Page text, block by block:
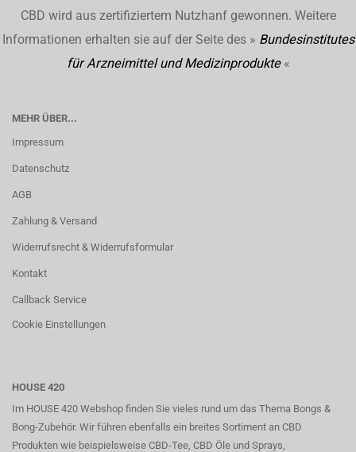
CBD wird aus zertifiziertem Nutzhanf gewonnen. Weitere
Informationen erhalten sie auf der Seite des » Bundesinstitutes
für Arzneimittel und Medizinprodukte«
MEHR ÜBER...
Impressum
Datenschutz
AGB
Zahlung & Versand
Widerrufsrecht & Widerrufsformular
Kontakt
Callback Service
Cookie Einstellungen
HOUSE 420
Im HOUSE 420 Webshop finden Sie vieles rund um das Thema Bongs &
Bong-Zubehör. Wir führen ebenfalls ein breites Sortiment an CBD
Produkten wie beispielsweise CBD-Tee, CBD Öle und Sprays,